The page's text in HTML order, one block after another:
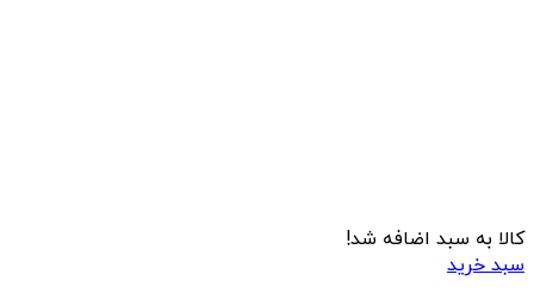
کالا به سبد اضافه شد!
سبد خرید